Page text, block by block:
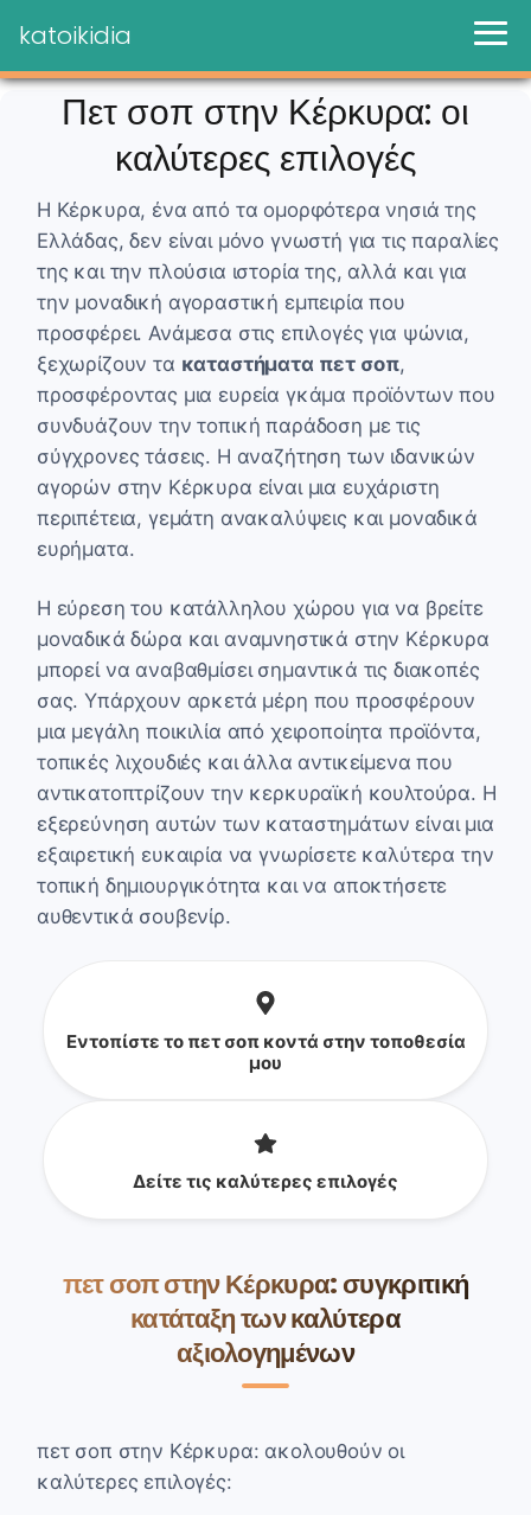
katoikidia
Πετ σοπ στην Κέρκυρα: οι
καλύτερες επιλογές
Η Κέρκυρα, ένα από τα ομορφότερα νησιά της
Ελλάδας, δεν είναι μόνο γνωστή για τις παραλίες
της και την πλούσια ιστορία της, αλλά και για
την μοναδική αγοραστική εμπειρία που
προσφέρει. Ανάμεσα στις επιλογές για ψώνια,
ξεχωρίζουν τα καταστήματα πετ σοπ,
προσφέροντας μια ευρεία γκάμα προϊόντων που
συνδυάζουν την τοπική παράδοση με τις
σύγχρονες τάσεις. Η αναζήτηση των ιδανικών
αγορών στην Κέρκυρα είναι μια ευχάριστη
περιπέτεια, γεμάτη ανακαλύψεις και μοναδικά
ευρήματα.
Η εύρεση του κατάλληλου χώρου για να βρείτε
μοναδικά δώρα και αναμνηστικά στην Κέρκυρα
μπορεί να αναβαθμίσει σημαντικά τις διακοπές
σας. Υπάρχουν αρκετά μέρη που προσφέρουν
μια μεγάλη ποικιλία από χειροποίητα προϊόντα,
τοπικές λιχουδιές και άλλα αντικείμενα που
αντικατοπτρίζουν την κερκυραϊκή κουλτούρα. Η
εξερεύνηση αυτών των καταστημάτων είναι μια
εξαιρετική ευκαιρία να γνωρίσετε καλύτερα την
τοπική δημιουργικότητα και να αποκτήσετε
αυθεντικά σουβενίρ.
Εντοπίστε το πετ σοπ κοντά στην τοποθεσία
μου
Δείτε τις καλύτερες επιλογές
πετ σοπ στην Κέρκυρα: συγκριτική
κατάταξη των καλύτερα
αξιολογημένων
πετ σοπ στην Κέρκυρα: ακολουθούν οι
καλύτερες επιλογές: